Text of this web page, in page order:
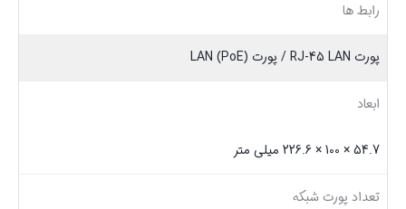
رابط‌‌ ها
پورت RJ-45 LAN / پورت (LAN (PoE
ابعاد
54.7 × 100 × 226.6 میلی متر
تعداد پورت شبکه